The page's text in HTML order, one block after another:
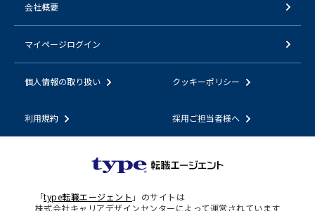
会社概要
マイページログイン
個人情報の取り扱い クッキーポリシー
利用規約 採用ご担当者様へ
「type転職エージェント 」のサイトは
株式会社キャリアデザインセンターによって運営されています